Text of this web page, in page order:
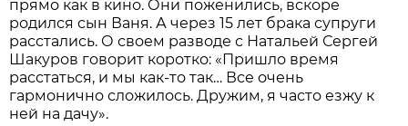
прямо как в кино. Они поженились, вскоре
родился сын Ваня. А через 15 лет брака супруги
расстались. О своем разводе с Натальей Сергей
Шакуров говорит коротко: «Пришло время
расстаться, и мы как-то так… Все очень
гармонично сложилось. Дружим, я часто езжу к
ней на дачу».